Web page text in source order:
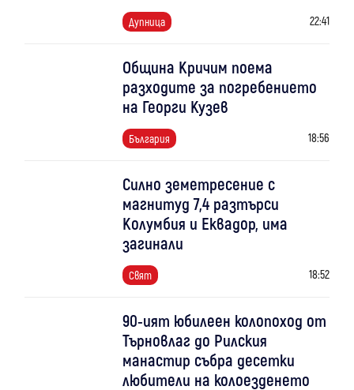
Дупница 22:41
Община Кричим поема
разходите за погребението
на Георги Кузев
България 18:56
Силно земетресение с
магнитуд 7,4 разтърси
Колумбия и Еквадор, има
загинали
Свят 18:52
90-ият юбилеен колопоход от
Търновлаг до Рилския
манастир събра десетки
любители на колоезденето